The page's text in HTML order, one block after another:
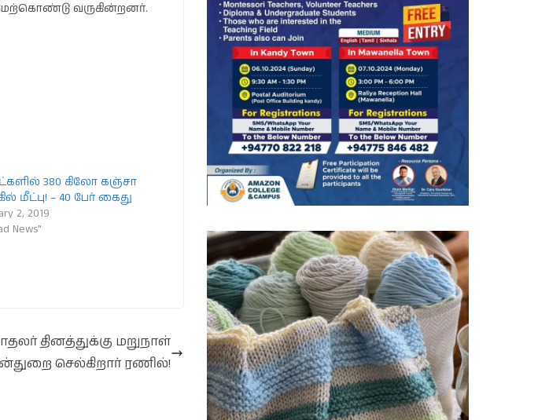
வருகின்றனர்.
380 கிலோ கஞ்சா
மீட்பு! – 40 பேர் கைது
2, 2019
News"
தினத்துக்கு மறுநாள்
செல்கிறார் ரணில்!